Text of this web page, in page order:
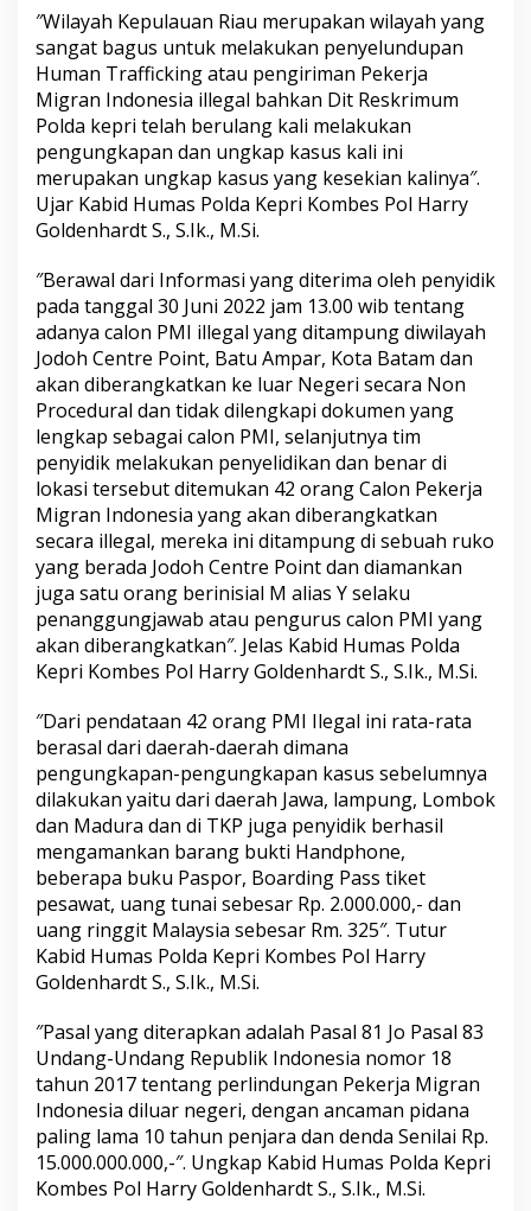
i
l
U
n
g
k
a
p
K
s
s
P
e
k
e
r
j
a
M
i
g
r
a
n
n
d
o
n
i
a
d
a
n
M
e
n
y
e
l
a
m
t
k
a
n
4
2
O
r
a
″Wilayah Kepulauan Riau merupakan wilayah yang
sangat bagus untuk melakukan penyelundupan
Human Trafficking atau pengiriman Pekerja
Migran Indonesia illegal bahkan Dit Reskrimum
Polda kepri telah berulang kali melakukan
pengungkapan dan ungkap kasus kali ini
merupakan ungkap kasus yang kesekian kalinya″.
Ujar Kabid Humas Polda Kepri Kombes Pol Harry
Goldenhardt S., S.Ik., M.Si.
″Berawal dari Informasi yang diterima oleh penyidik
pada tanggal 30 Juni 2022 jam 13.00 wib tentang
adanya calon PMI illegal yang ditampung diwilayah
Jodoh Centre Point, Batu Ampar, Kota Batam dan
akan diberangkatkan ke luar Negeri secara Non
Procedural dan tidak dilengkapi dokumen yang
lengkap sebagai calon PMI, selanjutnya tim
penyidik melakukan penyelidikan dan benar di
lokasi tersebut ditemukan 42 orang Calon Pekerja
Migran Indonesia yang akan diberangkatkan
secara illegal, mereka ini ditampung di sebuah ruko
yang berada Jodoh Centre Point dan diamankan
juga satu orang berinisial M alias Y selaku
penanggungjawab atau pengurus calon PMI yang
akan diberangkatkan″. Jelas Kabid Humas Polda
Kepri Kombes Pol Harry Goldenhardt S., S.Ik., M.Si.
″Dari pendataan 42 orang PMI Ilegal ini rata-rata
berasal dari daerah-daerah dimana
pengungkapan-pengungkapan kasus sebelumnya
dilakukan yaitu dari daerah Jawa, lampung, Lombok
dan Madura dan di TKP juga penyidik berhasil
mengamankan barang bukti Handphone,
beberapa buku Paspor, Boarding Pass tiket
pesawat, uang tunai sebesar Rp. 2.000.000,- dan
uang ringgit Malaysia sebesar Rm. 325″. Tutur
Kabid Humas Polda Kepri Kombes Pol Harry
Goldenhardt S., S.Ik., M.Si.
″Pasal yang diterapkan adalah Pasal 81 Jo Pasal 83
Undang-Undang Republik Indonesia nomor 18
tahun 2017 tentang perlindungan Pekerja Migran
Indonesia diluar negeri, dengan ancaman pidana
paling lama 10 tahun penjara dan denda Senilai Rp.
15.000.000.000,-″. Ungkap Kabid Humas Polda Kepri
Kombes Pol Harry Goldenhardt S., S.Ik., M.Si.